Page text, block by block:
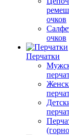
очков
очков
Перчатки